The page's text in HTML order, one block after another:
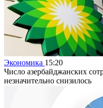
Экономика 15:20
Число азербайджанских
незначительно снизилось